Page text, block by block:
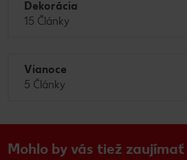
Dekorácia
15 Články
Vianoce
5 Články
Mohlo by vás tiež zaujímať